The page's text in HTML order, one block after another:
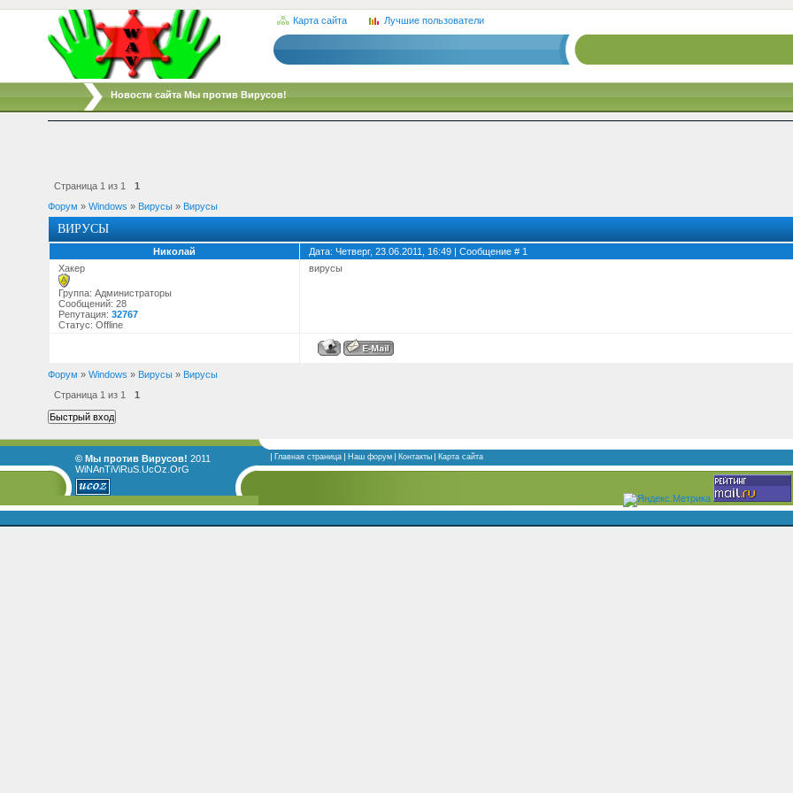
/
Карта сайта Лучшие пользователи
Новости сайта Мы против Вирусов!
Страница 1 из 1
1
Форум » Windows » Вирусы » Вирусы
ВИРУСЫ
Николай Дата: Четверг, 23.06.2011, 16:49 | Сообщение # 1
Хакер
Группа: Администраторы
Сообщений: 28
Репутация: 32767
Статус: Offline
вирусы
Форум » Windows » Вирусы » Вирусы
Страница 1 из 1
1
© Мы против Вирусов! 2011
WiNAnTiViRuS.UcOz.OrG
Главная страница Наш форум Контакты Карта сайта